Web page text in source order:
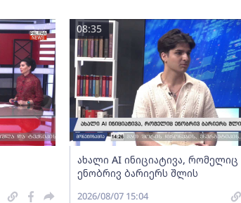
ახალი AI ინიციატივა, რომელიც
ენობრივ ბარიერს შლის
08:35
2026/08/07 15:04